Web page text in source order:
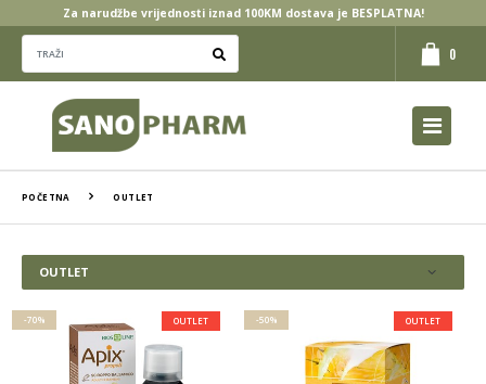
Za narudžbe vrijednosti iznad 100KM dostava je BESPLATNA!
0
POČETNA OUTLET
OUTLET
-70% OUTLET -50% OUTLET